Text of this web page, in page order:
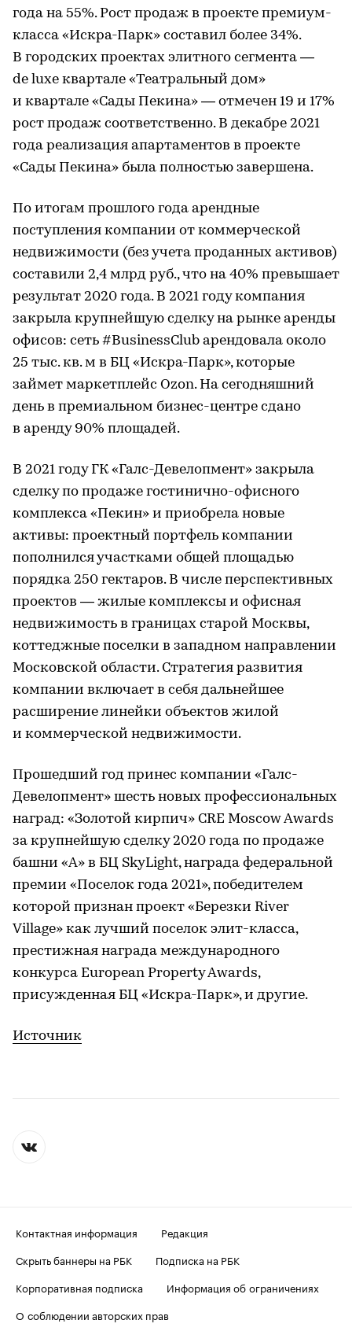
года на 55%. Рост продаж в проекте премиум-
класса «Искра-Парк» составил более 34%.
В городских проектах элитного сегмента —
de luxe квартале «Театральный дом»
и квартале «Сады Пекина» — отмечен 19 и 17%
рост продаж соответственно. В декабре 2021
года реализация апартаментов в проекте
«Сады Пекина» была полностью завершена.
По итогам прошлого года арендные
поступления компании от коммерческой
недвижимости (без учета проданных активов)
составили 2,4 млрд руб., что на 40% превышает
результат 2020 года. В 2021 году компания
закрыла крупнейшую сделку на рынке аренды
офисов: сеть #BusinessClub арендовала около
25 тыс. кв. м в БЦ «Искра-Парк», которые
займет маркетплейс Ozon. На сегодняшний
день в премиальном бизнес-центре сдано
в аренду 90% площадей.
В 2021 году ГК «Галс-Девелопмент» закрыла
сделку по продаже гостинично-офисного
комплекса «Пекин» и приобрела новые
активы: проектный портфель компании
пополнился участками общей площадью
порядка 250 гектаров. В числе перспективных
проектов — жилые комплексы и офисная
недвижимость в границах старой Москвы,
коттеджные поселки в западном направлении
Московской области. Стратегия развития
компании включает в себя дальнейшее
расширение линейки объектов жилой
и коммерческой недвижимости.
Прошедший год принес компании «Галс-
Девелопмент» шесть новых профессиональных
наград: «Золотой кирпич» CRE Moscow Awards
за крупнейшую сделку 2020 года по продаже
башни «А» в БЦ SkyLight, награда федеральной
премии «Поселок года 2021», победителем
которой признан проект «Березки River
Village» как лучший поселок элит-класса,
престижная награда международного
конкурса European Property Awards,
присужденная БЦ «Искра-Парк», и другие.
Источник
Контактная информация
Редакция
Скрыть баннеры на РБК
Подписка на РБК
Корпоративная подписка
Информация об ограничениях
О соблюдении авторских прав